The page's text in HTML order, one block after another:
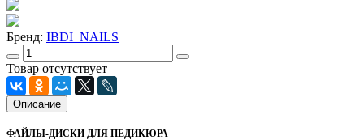
Бренд: IBDI_NAILS
Товар отсутствует
Описание
ФАЙЛЫ-ДИСКИ ДЛЯ ПЕДИКЮРА